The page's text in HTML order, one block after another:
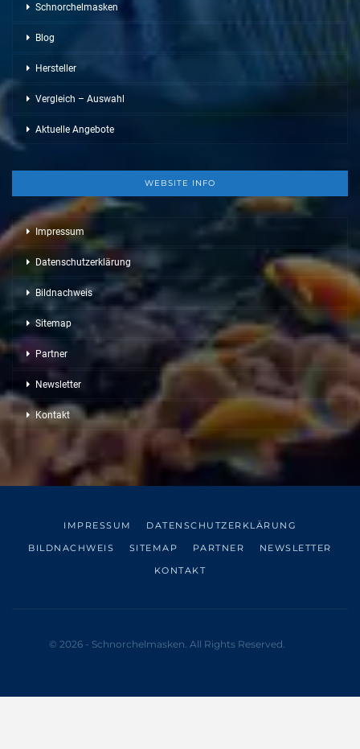
Schnorchelmasken
Blog
Hersteller
Vergleich – Auswahl
Aktuelle Angebote
WEBSITE INFO
Impressum
Datenschutzerklärung
Bildnachweis
Sitemap
Partner
Newsletter
Kontakt
IMPRESSUM
DATENSCHUTZERKLÄRUNG
BILDNACHWEIS
SITEMAP PARTNER
NEWSLETTER
KONTAKT
© 2026 - Schnorchelmasken. All Rights Reserved.